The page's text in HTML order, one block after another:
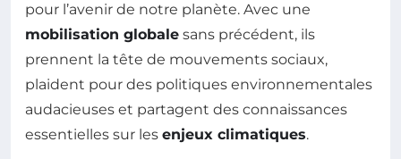
pour l’avenir de notre planète. Avec une
mobilisation globale sans précédent, ils
prennent la tête de mouvements sociaux,
plaident pour des politiques environnementales
audacieuses et partagent des connaissances
essentielles sur les enjeux climatiques.